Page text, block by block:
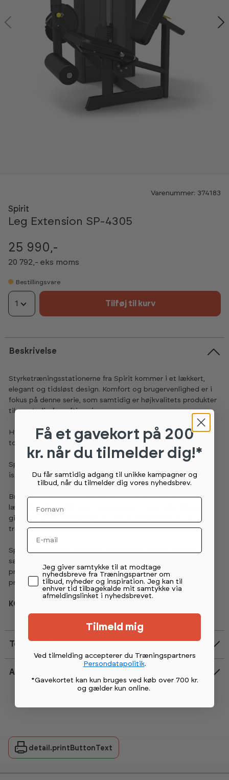
Varenummer: 374183
Spirit
Leg Extension SP-4305
25 990,-
20 792,- eks moms
Bestillingsvare
1 Tilføj til kurv
Beskrivelse
Styrketræningsstationerne fra Spirit kommer i et lækkert,
elegant og tidsløst design. Komfort og brugervenlighed er i
fokus på denne serie, som samtidig er højkvalitets produkter
til en utrolig fornuftig pris.
Hver station er udstyret med opbevarings-mulighed på
toppen af magasinet, til f.eks. telefon, nøgler eller vand.
Spirit Seated Leg Extension stationen giver brugeren en
isoleret og effektiv træning af forlår.
Brugerne kan justere udgangspositionen i rygstøtten, samt
længden på vandringen i bevægelsen. Disse indstillinger
giver brugeren muligheden for en optimal komfort og
træningsoplevelse.
Spirit Commercial Strength stationerne passer perfekt
sammen med Sprirts 900 Cardio serie, som også er
professionelt cardioudstyr i høj kvalitet til yderst fornuftige
priser.
KONTAKT OS VEDRØRENDE TILBUD OG LEVERINGSTID
Tekniske data
Anmeldelser
detail.printButtonText
Få et gavekort på 200
kr. når du tilmelder dig!*
Du får samtidig adgang til unikke kampagner og
tilbud, når du tilmelder dig vores nyhedsbrev.
Fornavn
Email
Permission tekst
Jeg giver samtykke til at modtage
nyhedsbreve fra Træningspartner om
tilbud, nyheder og inspiration. Jeg kan til
enhver tid tilbagekalde mit samtykke via
afmeldingslinket i nyhedsbrevet.
Tilmeld mig
Ved tilmelding accepterer du Træningspartners
Persondatapolitik.
*Gavekortet kan kun bruges ved køb over 700 kr.
og gælder kun online.